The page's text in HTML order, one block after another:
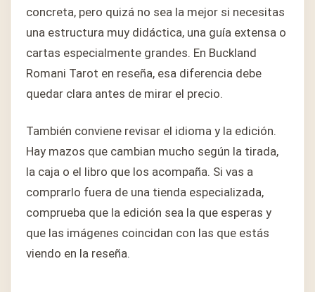
concreta, pero quizá no sea la mejor si necesitas
una estructura muy didáctica, una guía extensa o
cartas especialmente grandes. En Buckland
Romani Tarot en reseña, esa diferencia debe
quedar clara antes de mirar el precio.
También conviene revisar el idioma y la edición.
Hay mazos que cambian mucho según la tirada,
la caja o el libro que los acompaña. Si vas a
comprarlo fuera de una tienda especializada,
comprueba que la edición sea la que esperas y
que las imágenes coincidan con las que estás
viendo en la reseña.